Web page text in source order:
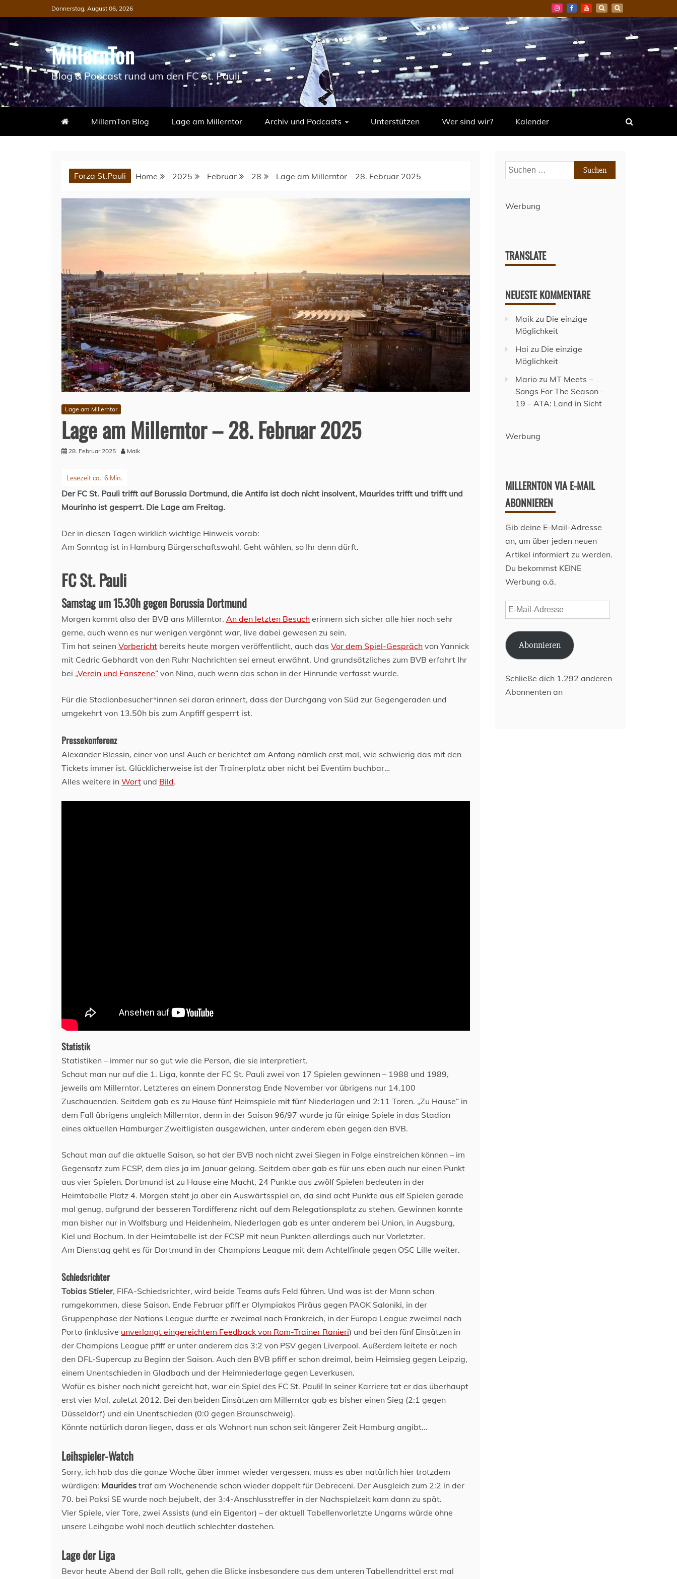
to
content
Donnerstag, August 06, 2026
MillernTon
Blog & Podcast rund um den FC St. Pauli
MillernTon Blog Lage am Millerntor Archiv und Podcasts Unterstützen Wer sind wir? Kalender
Forza St.Pauli Home 2025 Februar 28 Lage am Millerntor – 28. Februar 2025
Lage am Millerntor
Lage am Millerntor – 28. Februar 2025
28. Februar 2025 Maik
Der FC St. Pauli trifft auf Borussia Dortmund, die Antifa ist doch nicht insolvent, Maurides trifft und trifft und
Mourinho ist gesperrt. Die Lage am Freitag.
Der in diesen Tagen wirklich wichtige Hinweis vorab:
Am Sonntag ist in Hamburg Bürgerschaftswahl. Geht wählen, so Ihr denn dürft.
FC St. Pauli
Samstag um 15.30h gegen Borussia Dortmund
Morgen kommt also der BVB ans Millerntor. An den letzten Besuch erinnern sich sicher alle hier noch sehr
gerne, auch wenn es nur wenigen vergönnt war, live dabei gewesen zu sein.
Tim hat seinen Vorbericht bereits heute morgen veröffentlicht, auch das Vor dem Spiel-Gespräch von Yannick
mit Cedric Gebhardt von den Ruhr Nachrichten sei erneut erwähnt. Und grundsätzliches zum BVB erfahrt Ihr
bei „Verein und Fanszene“ von Nina, auch wenn das schon in der Hinrunde verfasst wurde.
Für die Stadionbesucher*innen sei daran erinnert, dass der Durchgang von Süd zur Gegengeraden und
umgekehrt von 13.50h bis zum Anpfiff gesperrt ist.
Pressekonferenz
Alexander Blessin, einer von uns! Auch er berichtet am Anfang nämlich erst mal, wie schwierig das mit den
Tickets immer ist. Glücklicherweise ist der Trainerplatz aber nicht bei Eventim buchbar…
Alles weitere in Wort und Bild.
Statistik
Statistiken – immer nur so gut wie die Person, die sie interpretiert.
Schaut man nur auf die 1. Liga, konnte der FC St. Pauli zwei von 17 Spielen gewinnen – 1988 und 1989,
jeweils am Millerntor. Letzteres an einem Donnerstag Ende November vor übrigens nur 14.100
Zuschauenden. Seitdem gab es zu Hause fünf Heimspiele mit fünf Niederlagen und 2:11 Toren. „Zu Hause“ in
dem Fall übrigens ungleich Millerntor, denn in der Saison 96/97 wurde ja für einige Spiele in das Stadion
eines aktuellen Hamburger Zweitligisten ausgewichen, unter anderem eben gegen den BVB.
Schaut man auf die aktuelle Saison, so hat der BVB noch nicht zwei Siegen in Folge einstreichen können – im
Gegensatz zum FCSP, dem dies ja im Januar gelang. Seitdem aber gab es für uns eben auch nur einen Punkt
aus vier Spielen. Dortmund ist zu Hause eine Macht, 24 Punkte aus zwölf Spielen bedeuten in der
Heimtabelle Platz 4. Morgen steht ja aber ein Auswärtsspiel an, da sind acht Punkte aus elf Spielen gerade
mal genug, aufgrund der besseren Tordifferenz nicht auf dem Relegationsplatz zu stehen. Gewinnen konnte
man bisher nur in Wolfsburg und Heidenheim, Niederlagen gab es unter anderem bei Union, in Augsburg,
Kiel und Bochum. In der Heimtabelle ist der FCSP mit neun Punkten allerdings auch nur Vorletzter.
Am Dienstag geht es für Dortmund in der Champions League mit dem Achtelfinale gegen OSC Lille weiter.
Schiedsrichter
Tobias Stieler, FIFA-Schiedsrichter, wird beide Teams aufs Feld führen. Und was ist der Mann schon
rumgekommen, diese Saison. Ende Februar pfiff er Olympiakos Piräus gegen PAOK Saloniki, in der
Gruppenphase der Nations League durfte er zweimal nach Frankreich, in der Europa League zweimal nach
Porto (inklusive unverlangt eingereichtem Feedback von Rom-Trainer Ranieri) und bei den fünf Einsätzen in
der Champions League pfiff er unter anderem das 3:2 von PSV gegen Liverpool. Außerdem leitete er noch
den DFL-Supercup zu Beginn der Saison. Auch den BVB pfiff er schon dreimal, beim Heimsieg gegen Leipzig,
einem Unentschieden in Gladbach und der Heimniederlage gegen Leverkusen.
Wofür es bisher noch nicht gereicht hat, war ein Spiel des FC St. Pauli! In seiner Karriere tat er das überhaupt
erst vier Mal, zuletzt 2012. Bei den beiden Einsätzen am Millerntor gab es bisher einen Sieg (2:1 gegen
Düsseldorf) und ein Unentschieden (0:0 gegen Braunschweig).
Könnte natürlich daran liegen, dass er als Wohnort nun schon seit längerer Zeit Hamburg angibt…
Leihspieler-Watch
Sorry, ich hab das die ganze Woche über immer wieder vergessen, muss es aber natürlich hier trotzdem
würdigen: Maurides traf am Wochenende schon wieder doppelt für Debreceni. Der Ausgleich zum 2:2 in der
70. bei Paksi SE wurde noch bejubelt, der 3:4-Anschlusstreffer in der Nachspielzeit kam dann zu spät.
Vier Spiele, vier Tore, zwei Assists (und ein Eigentor) – der aktuell Tabellenvorletzte Ungarns würde ohne
unsere Leihgabe wohl noch deutlich schlechter dastehen.
Lage der Liga
Bevor heute Abend der Ball rollt, gehen die Blicke insbesondere aus dem unteren Tabellendrittel erst mal
Suchen
nach:
Werbung
TRANSLATE
NEUESTE KOMMENTARE
Maik zu Die einzige
Möglichkeit
Hai zu Die einzige
Möglichkeit
Mario zu MT Meets –
Songs For The Season –
19 – ATA: Land in Sicht
Werbung
MILLERNTON VIA E-MAIL
ABONNIEREN
Gib deine E-Mail-Adresse
an, um über jeden neuen
Artikel informiert zu werden.
Du bekommst KEINE
Werbung o.ä.
E-
Mail-
Adresse
Abonnieren
Schließe dich 1.292 anderen
Abonnenten an